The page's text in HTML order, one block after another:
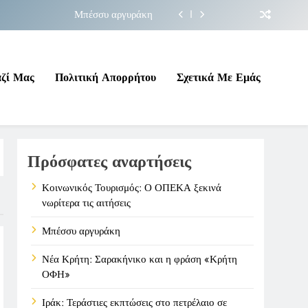
Μπέσσυ αργυράκη
επικίνδυνη γεωπολιτική συγκυρία
Μπέσσυ αργυράκη
και η φράση «Κρήτη ΟΦΗ»
επικίνδυνη γεωπολιτική συγκυρία
Μας Πολιτική Απορρήτου Σχετικά Με Εμάς
Πρόσφατες αναρτήσεις
Κοινωνικός Τουρισμός: Ο ΟΠΕΚΑ ξεκινά
νωρίτερα τις αιτήσεις
Μπέσσυ αργυράκη
Νέα Κρήτη: Σαρακήνικο και η φράση «Κρήτη
ΟΦΗ»
Ιράκ: Τεράστιες εκπτώσεις στο πετρέλαιο σε